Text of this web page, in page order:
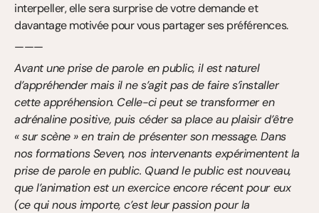
interpeller, elle sera surprise de votre demande et
davantage motivée pour vous partager ses préférences.
———
Avant une prise de parole en public, il est naturel
d’appréhender mais il ne s’agit pas de faire s’installer
cette appréhension. Celle-ci peut se transformer en
adrénaline positive, puis céder sa place au plaisir d’être
« sur scène » en train de présenter son message. Dans
nos formations Seven, nos intervenants expérimentent la
prise de parole en public. Quand le public est nouveau,
que l’animation est un exercice encore récent pour eux
(ce qui nous importe, c’est leur passion pour la